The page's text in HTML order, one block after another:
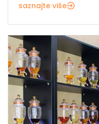
saznajte više